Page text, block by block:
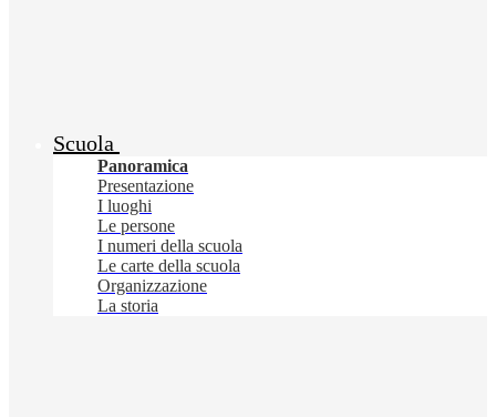
Scuola
Panoramica
Presentazione
I luoghi
Le persone
I numeri della scuola
Le carte della scuola
Organizzazione
La storia